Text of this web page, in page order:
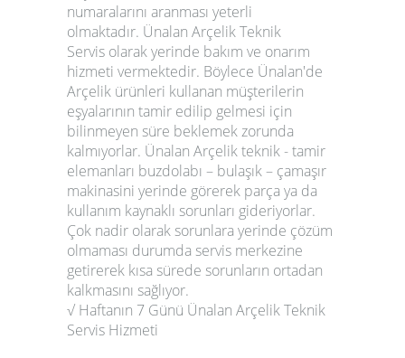
numaralarını aranması yeterli
olmaktadır. Ünalan Arçelik Teknik
Servis olarak yerinde bakım ve onarım
hizmeti vermektedir. Böylece Ünalan'de
Arçelik ürünleri kullanan müşterilerin
eşyalarının tamir edilip gelmesi için
bilinmeyen süre beklemek zorunda
kalmıyorlar. Ünalan Arçelik teknik - tamir
elemanları buzdolabı – bulaşık – çamaşır
makinasini yerinde görerek parça ya da
kullanım kaynaklı sorunları gideriyorlar.
Çok nadir olarak sorunlara yerinde çözüm
olmaması durumda servis merkezine
getirerek kısa sürede sorunların ortadan
kalkmasını sağlıyor.
√ Haftanın 7 Günü Ünalan Arçelik Teknik
Servis Hizmeti